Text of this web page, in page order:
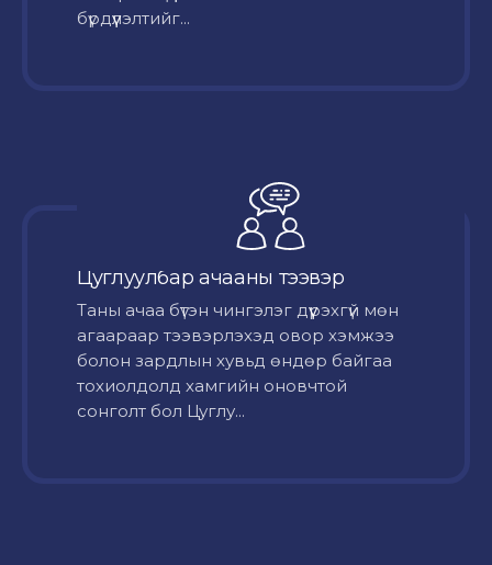
бүрдүүлэлтийг...
Цуглуулбар ачааны тээвэр
Таны ачаа бүтэн чингэлэг дүүрэхгүй мөн
агаараар тээвэрлэхэд овор хэмжээ
болон зардлын хувьд өндөр байгаа
тохиолдолд хамгийн оновчтой
сонголт бол Цуглу...